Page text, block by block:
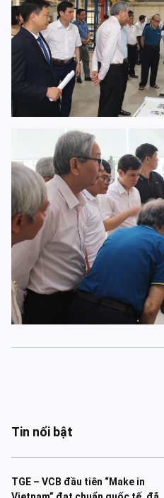
Tin nổi bật
TGE – VCB đầu tiên “Make in